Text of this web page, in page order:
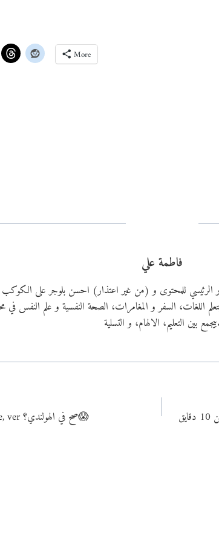
More
فاطمة علي
الرئيسي للمحتوى و (من غير اعتذار) احسن بلوجر على
اللغات، السفر و المغامرات، الصحة النفسية و علم النفس في
بيجمع بين التعليم، الالهام، و التسلية.
ازاي تستخدم الأفعال ge, be, ver صح في الهولندي؟😱